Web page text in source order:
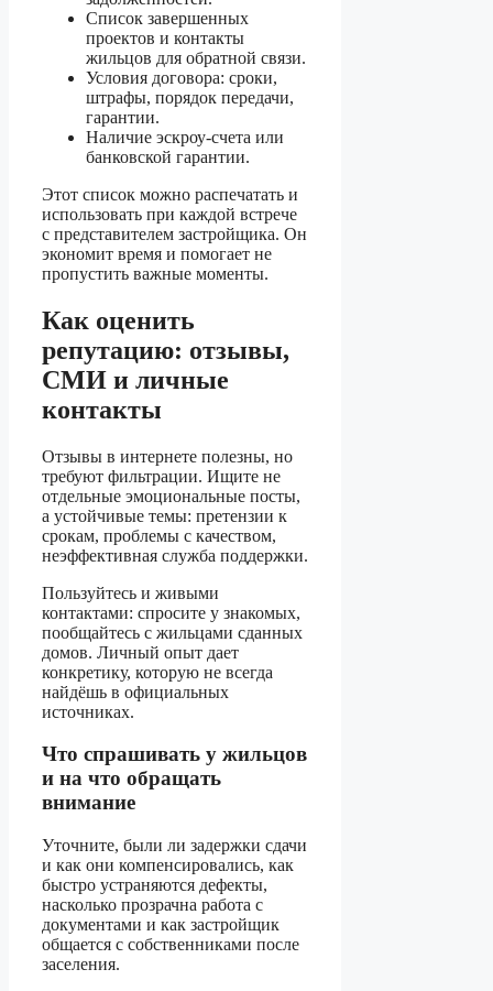
Список завершенных
проектов и контакты
жильцов для обратной связи.
Условия договора: сроки,
штрафы, порядок передачи,
гарантии.
Наличие эскроу-счета или
банковской гарантии.
Этот список можно распечатать и
использовать при каждой встрече
с представителем застройщика. Он
экономит время и помогает не
пропустить важные моменты.
Как оценить
репутацию: отзывы,
СМИ и личные
контакты
Отзывы в интернете полезны, но
требуют фильтрации. Ищите не
отдельные эмоциональные посты,
а устойчивые темы: претензии к
срокам, проблемы с качеством,
неэффективная служба поддержки.
Пользуйтесь и живыми
контактами: спросите у знакомых,
пообщайтесь с жильцами сданных
домов. Личный опыт дает
конкретику, которую не всегда
найдёшь в официальных
источниках.
Что спрашивать у жильцов
и на что обращать
внимание
Уточните, были ли задержки сдачи
и как они компенсировались, как
быстро устраняются дефекты,
насколько прозрачна работа с
документами и как застройщик
общается с собственниками после
заселения.